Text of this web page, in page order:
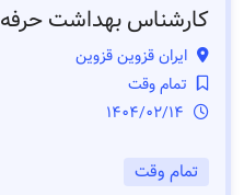
کارشناس بهداشت حرفه ای
ایران قزوین قزوین
تمام وقت
تمام وقت